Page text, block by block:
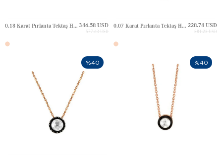
0.18 Karat Pırlanta Tektaş Halo Elmas Altın Kolye 346.58 USD
577.63 USD
0.07 Karat Pırlanta Tektaş Halo Elmas Altın Kolye 228.74 USD
381.23 USD
%40 %40